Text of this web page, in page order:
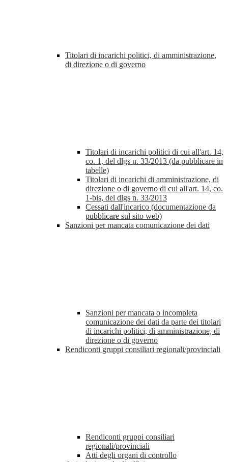
Titolari di incarichi politici, di amministrazione,
di direzione o di governo
Titolari di incarichi politici di cui all'art. 14,
co. 1, del dlgs n. 33/2013 (da pubblicare in
tabelle)
Titolari di incarichi di amministrazione, di
direzione o di governo di cui all'art. 14, co.
1-bis, del dlgs n. 33/2013
Cessati dall'incarico (documentazione da
pubblicare sul sito web)
Sanzioni per mancata comunicazione dei dati
Sanzioni per mancata o incompleta
comunicazione dei dati da parte dei titolari
di incarichi politici, di amministrazione, di
direzione o di governo
Rendiconti gruppi consiliari regionali/provinciali
Rendiconti gruppi consiliari
regionali/provinciali
Atti degli organi di controllo